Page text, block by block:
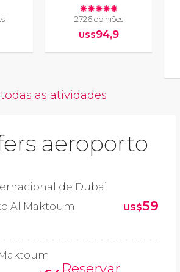
2726 opiniões
US$94,9
as atividades
aeroporto
de Dubai
Al Maktoum
US$59
Reservar